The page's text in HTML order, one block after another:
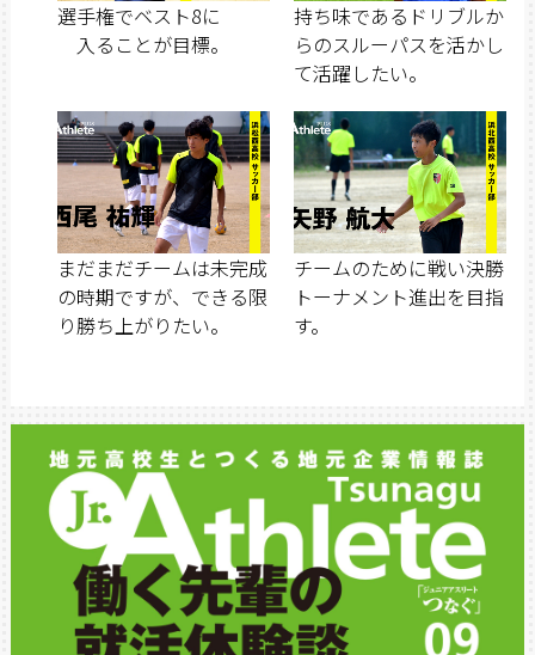
選手権でベスト8に
入ることが目標。
持ち味であるドリブルか
らのスルーパスを活かし
て活躍したい。
まだまだチームは未完成
の時期ですが、できる限
り勝ち上がりたい。
チームのために戦い決勝
トーナメント進出を目指
す。